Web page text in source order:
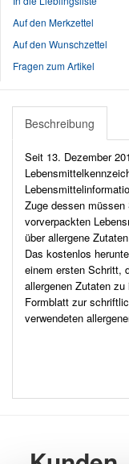
Auf den Merkzettel
Auf den Wunschzettel
Fragen zum Artikel
Beschreibung
Seit 13. Dezember
Zuge dessen
vorverpackten
über allergene
Das kostenlos
einem ersten Schritt,
allergenen Zutaten
Formblatt zur
verwendeten